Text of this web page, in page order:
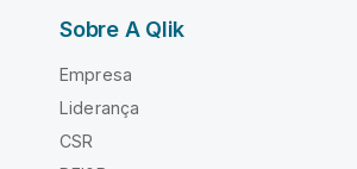
Sobre A Qlik
Empresa
Liderança
CSR